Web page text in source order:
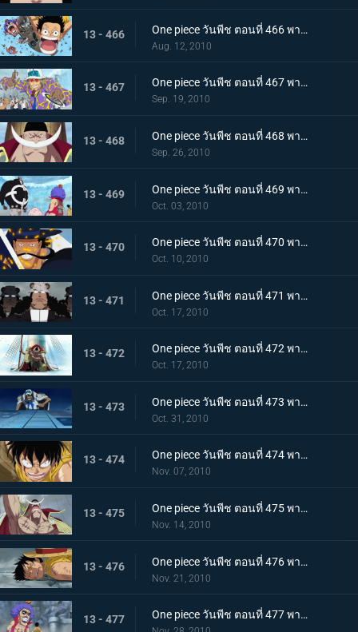
13 - 466 One piece วันพีช ตอนที่ 466 พากย์ไทย ทีมหมวกฟางมาถึงแล้ว! สนามรบเดือดถึงขีดสุด
Aug. 12, 2010
13 - 467 One piece วันพีช ตอนที่ 467 พากย์ไทย ถึงต้องตายก็จะช่วย การต่อสู้ของ ลูฟี่ กับ กองทัพเรือ เริ่มแล้ว
Sep. 19, 2010
13 - 468 One piece วันพีช ตอนที่ 468 พากย์ไทย สงครามยังคงดุเดือด! การต่อสู้ระหว่างผู้มีพลังพิเศษ
Sep. 26, 2010
13 - 469 One piece วันพีช ตอนที่ 469 พากย์ไทย เหตุผิดปกติที่เกิดจากคุมะ หมัดแห่งความโกรธของคุณอีวา
Oct. 03, 2010
13 - 470 One piece วันพีช ตอนที่ 470 พากย์ไทย สุดยอดนักดาบมิฮอว์ค คมดาบดำที่ฟาดใส่ลูฟี่
Oct. 10, 2010
13 - 471 One piece วันพีช ตอนที่ 471 พากย์ไทย เริ่มแผนทำลายล้าง อาณุภาพของกองทัพแปซิฟิสต้า
Oct. 17, 2010
13 - 472 One piece วันพีช ตอนที่ 472 พากย์ไทย อุบายของอาคาอินุ! หนวดขาวติดกับเข้าแล้ว
Oct. 17, 2010
13 - 473 One piece วันพีช ตอนที่ 473 พากย์ไทย เริ่มใช้แผนกำแพงล้อม! กลุ่มโจรสลัดหนวดขาวจนมุม!!
Oct. 31, 2010
13 - 474 One piece วันพีช ตอนที่ 474 พากย์ไทย คำสั่งลงมือประหารออกมาแล้ว ถล่มกำแพงที่ล้อมเร็วเข้า!
Nov. 07, 2010
13 - 475 One piece วันพีช ตอนที่ 475 พากย์ไทย เข้าสู่ช่วงสุดท้าย! หมากพลิกสถานการณ์ของหนวดขาว
Nov. 14, 2010
13 - 476 One piece วันพีช ตอนที่ 476 พากย์ไทย ลูพี่หมดแรง! สงครามดุเดือดเหนือลานโอริส!!
Nov. 21, 2010
13 - 477 One piece วันพีช ตอนที่ 477 พากย์ไทย พลังที่ลดอายุขัย! ใช้เทนชั่นฮอร์โมนอีกครั้ง!